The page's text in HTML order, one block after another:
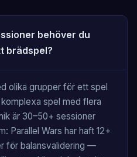
behöver du
brädspel?
olika grupper för ett spel
spel med flera
är 30–50+ sessioner
Parallel Wars har haft 12+
för balansvalidering —